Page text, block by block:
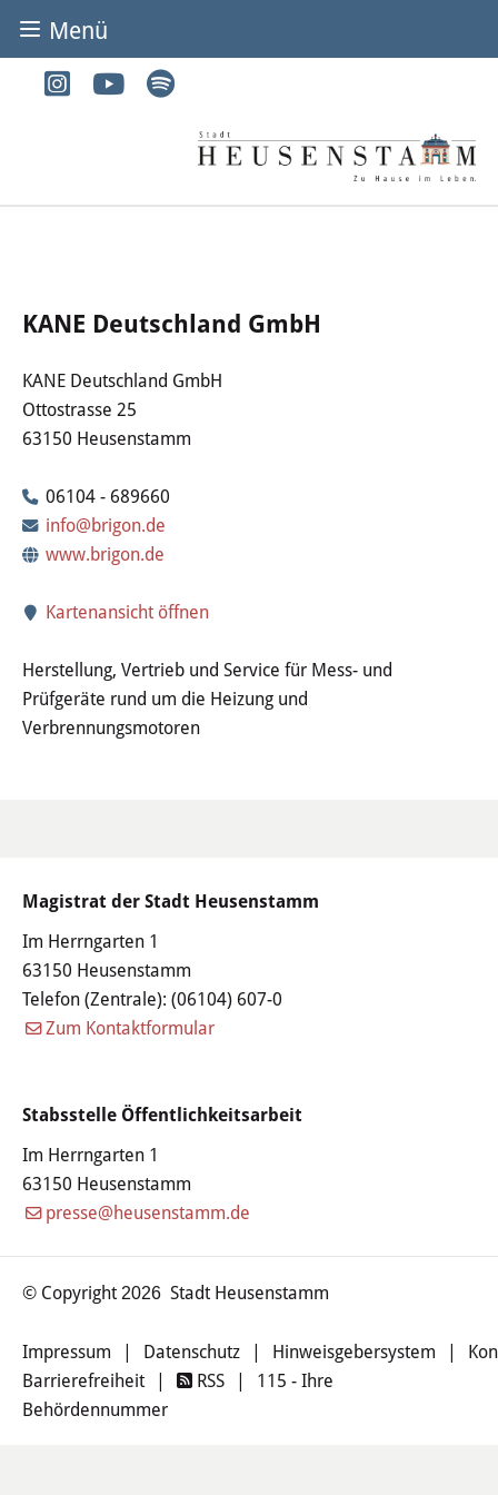
KANE Deutschland GmbH
KANE Deutschland GmbH
Ottostrasse 25
63150 Heusenstamm
06104 - 689660
info@brigon.de
www.brigon.de
Kartenansicht öffnen
Herstellung, Vertrieb und Service für Mess- und
Prüfgeräte rund um die Heizung und
Verbrennungsmotoren
Magistrat der Stadt Heusenstamm
Im Herrngarten 1
63150 Heusenstamm
Telefon (Zentrale): (06104) 607-0
Zum Kontaktformular
Stabsstelle Öffentlichkeitsarbeit
Im Herrngarten 1
63150 Heusenstamm
presse@heusenstamm.de
© Copyright 2026 Stadt Heusenstamm
Impressum | Datenschutz | Hinweisgebersystem |
Barrierefreiheit
| RSS |
115 - Ihre
Behördennummer
Menü
BÜRGER & STADT
Heirat
Wertstoffhof
Wasser & Abwasser
Ortsgerichte & Schiedsamt
Verwaltung & Politik
Satzungen & Stadtrecht
Steuern & Gebühren
Ehrungen
Haushalt
Gremien
Kinder- und Jugendparlament
Danke für die Anmeldung
Wahlen
Pressecenter
Aktuelle Meldungen